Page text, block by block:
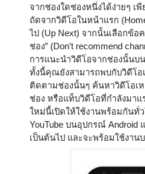
จากช่องใดช่องหนึ่งได้ง่ายๆ เ
ถัดจากวิดีโอในหน้าแรก
ไป (Up Next) จากนั้นเลือกข้อ
ช่อง” (Don’t recommend
การแนะนำวิดีโอจากช่องนั้นบ
ทั้งนี้คุณยังสามารถพบกับวิดีโ
ติดตามช่องนั้นๆ ค้นหาวิดีโอเ
ช่อง หรือแท็บวิดีโอที่กำลังมาแ
ใหม่นี้เปิดให้ใช้งานพร้อมกันทั่
YouTube บนอุปกรณ์ Android
เป็นต้นไป และจะพร้อมใช้งาน